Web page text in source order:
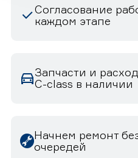
Согласование
каждом этапе
Запчасти и
C-class в наличии
Начнем ремонт
очередей